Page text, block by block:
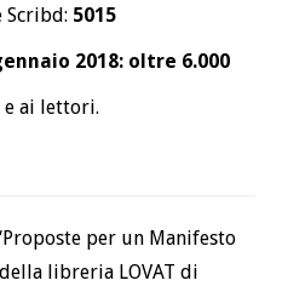
Scribd: 5015
2018: oltre 6.000
ai lettori.
per un Manifesto
libreria LOVAT di